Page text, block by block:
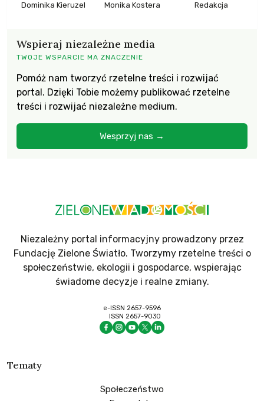
Dominika Kieruzel Monika Kostera Redakcja
Wspieraj niezależne media
TWOJE WSPARCIE MA ZNACZENIE
Pomóż nam tworzyć rzetelne treści i rozwijać
portal. Dzięki Tobie możemy publikować rzetelne
treści i rozwijać niezależne medium.
Wesprzyj nas →
Niezależny portal informacyjny prowadzony przez
Fundację Zielone Światło. Tworzymy rzetelne treści o
społeczeństwie, ekologii i gospodarce, wspierając
świadome decyzje i realne zmiany.
e-ISSN 2657-9596
ISSN 2657-9030
Tematy
Społeczeństwo